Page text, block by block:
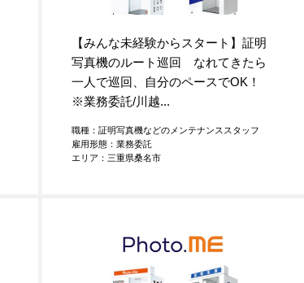
【みんな未経験からスタート】証明
写真機のルート巡回 なれてきたら
一人で巡回、自分のペースでOK！
※業務委託/川越...
職種：証明写真機などのメンテナンススタッフ
雇用形態：業務委託
エリア：三重県桑名市